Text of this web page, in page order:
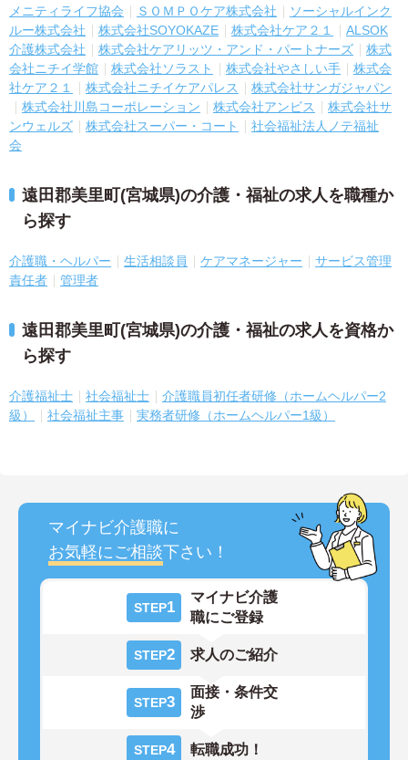
メニティライフ協会 ＳＯＭＰＯケア株式会社
ソーシャルインク
ルー株式会社
株式会社SOYOKAZE 株式会社ケア２１
ALSOK
介護株式会社
株式会社ケアリッツ・アンド・パートナーズ
株式
会社ニチイ学館
株式会社ソラスト 株式会社やさしい手
株式会
社ケア２１
株式会社ニチイケアパレス
株式会社サンガジャパン
株式会社川島コーポレーション
株式会社アンビス
株式会社サ
ンウェルズ
株式会社スーパー・コート
社会福祉法人ノテ福祉
会
遠田郡美里町(宮城県)の介護・福祉の求人を職種か
ら探す
介護職・ヘルパー 生活相談員 ケアマネージャー
サービス管理
責任者
管理者
遠田郡美里町(宮城県)の介護・福祉の求人を資格か
ら探す
介護福祉士 社会福祉士
介護職員初任者研修（ホームヘルパー2
級）
社会福祉主事 実務者研修（ホームヘルパー1級）
マイナビ介護職に
お気軽にご相談下さい！
STEP1
マイナビ介護
職にご登録
STEP2 求人のご紹介
STEP3
面接・条件交
渉
STEP4 転職成功！